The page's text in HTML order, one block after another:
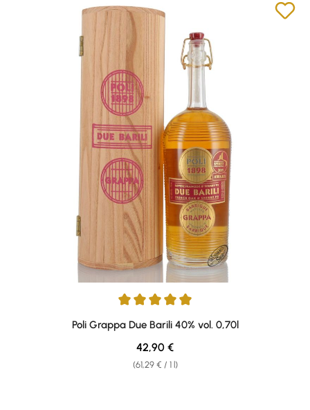
Average rating of 4.9 out of 5 stars
Poli Grappa Due Barili 40% vol. 0,70l
(61,29 € / 1 l)
Regular price:
42,90 €